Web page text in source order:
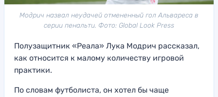
Модрич назвал неудачей отмененный гол Альвареса в
серии пенальти. Фото: Global Look Press
Полузащитник «Реала» Лука Модрич рассказал,
как относится к малому количеству игровой
практики.
По словам футболиста, он хотел бы чаще